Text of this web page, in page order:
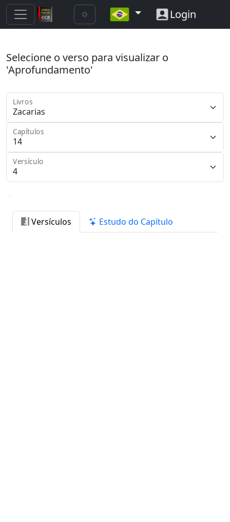
Login
Selecione o verso para visualizar o
'Aprofundamento'
Livros
Capítulos
Versículo
Versículos Estudo do Capítulo